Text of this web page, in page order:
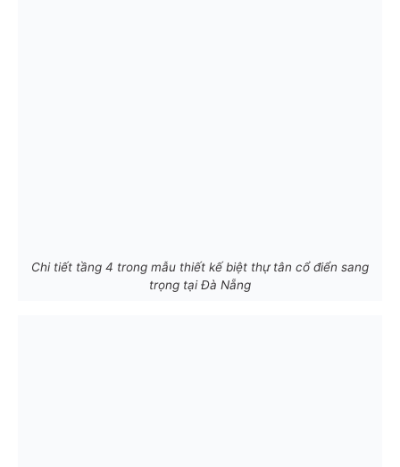
Chi tiết tầng 4 trong mẫu thiết kế biệt thự tân cổ điển sang
trọng tại Đà Nẵng